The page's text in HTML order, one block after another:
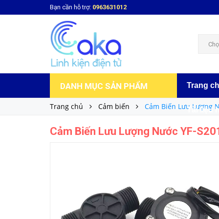
Bạn cần hỗ trợ: 0963631012
DANH MỤC SẢN PHẨM Trang
Tài liệu
Trang chủ Cảm biến Cảm Biến Lưu Lượng
Cảm Biến Lưu Lượng Nước YF-
Cảm Biến Lưu Lượng Nước YF-S201